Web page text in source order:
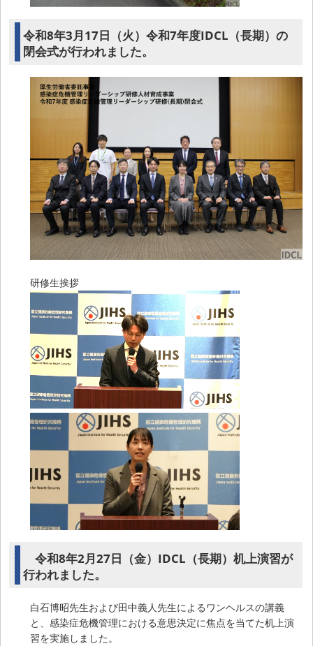
令和8年3月17日（火）令和7年度IDCL（長期）の
閉会式が行われました。
研修生挨拶
令和8年2月27日（金）IDCL（長期）机上演習が
行われました。
白石博昭先生および田中義人先生によるワンヘルスの講義
と、感染症危機管理における意思決定に焦点を当てた机上演
習を実施しました。